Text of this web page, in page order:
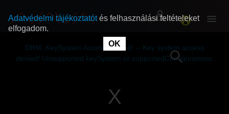
RÓLUNK
RÓLUNK
DRM: KeySystem Access Denied! -- Key system access
denied! Unsupported keySystem or supportedConfigurations.
Adatvédelmi tájékoztatótés felhasználási feltételeket
elfogadom.
OK